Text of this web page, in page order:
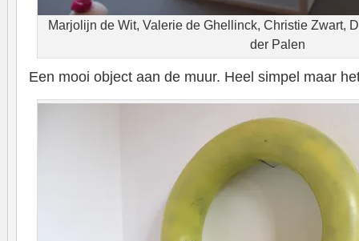
Marjolijn de Wit, Valerie de Ghellinck, Christie Zwart,
der Palen
Een mooi object aan de muur. Heel simpel maar